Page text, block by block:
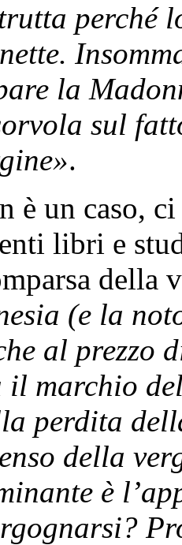
perché
la
sul
.
è un caso,
libri e
della
(e la
al prezzo
il marchio
perdita
della
è